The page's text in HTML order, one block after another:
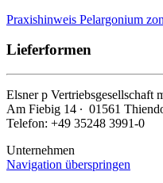
Praxishinweis Pelargonium
Lieferformen
Elsnerp Vertriebsgesellschaft
Am Fiebig 14 ∙ 01561
Telefon: +49 35248 3991-0
Unternehmen
Navigation überspringen